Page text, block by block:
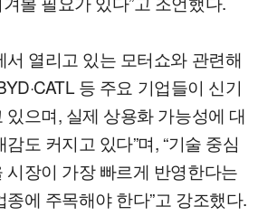
서 열리고 있는 모터쇼와 관련해
등 주요 기업들이 신기
있으며, 실제 상용화 가능성에 대
도 커지고 있다”며, “기술 중심
시장이 가장 빠르게 반영한다는
에 주목해야 한다”고 강조했다.